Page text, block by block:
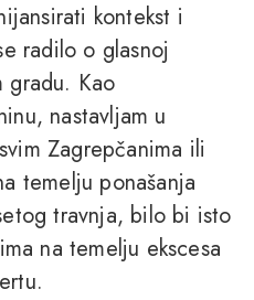
kontekst i
radilo o glasnoj
gradu. Kao
nastavljam u
Zagrepčanima ili
temelju ponašanja
travnja, bilo bi isto
na temelju ekscesa